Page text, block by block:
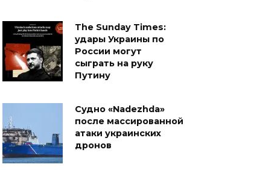
The Sunday Times:
удары Украины по
России могут
сыграть на руку
Путину
Судно «Nadezhda»
после массированной
атаки украинских
дронов